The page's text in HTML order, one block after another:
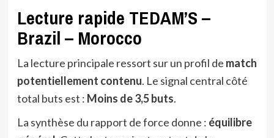
Lecture rapide TEDAM’S –
Brazil – Morocco
La lecture principale ressort sur un profil de match
potentiellement contenu. Le signal central côté
total buts est : Moins de 3,5 buts.
La synthèse du rapport de force donne : équilibre